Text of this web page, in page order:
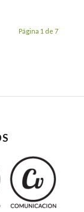
Página 1 de 7